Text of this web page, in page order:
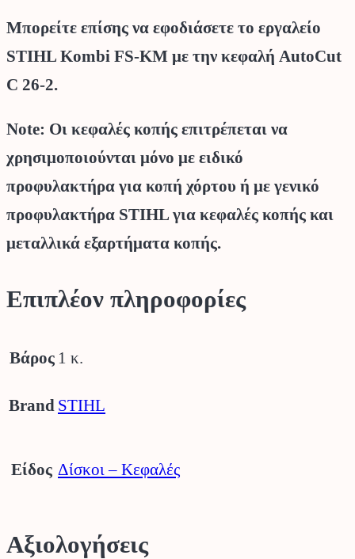
Μπορείτε επίσης να εφοδιάσετε το εργαλείο
STIHL Kombi FS-KM με την κεφαλή AutoCut
C 26-2.
Note: Οι κεφαλές κοπής επιτρέπεται να
χρησιμοποιούνται μόνο με ειδικό
προφυλακτήρα για κοπή χόρτου ή με γενικό
προφυλακτήρα STIHL για κεφαλές κοπής και
μεταλλικά εξαρτήματα κοπής.
Επιπλέον πληροφορίες
Βάρος 1 κ.
Brand STIHL
Είδος Δίσκοι – Κεφαλές
Αξιολογήσεις